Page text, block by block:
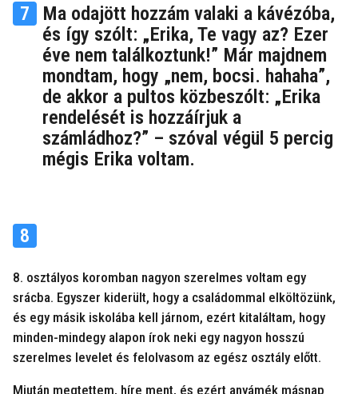
7
Ma odajött hozzám valaki a kávézóba,
és így szólt: „Erika, Te vagy az? Ezer
éve nem találkoztunk!” Már majdnem
mondtam, hogy „nem, bocsi. hahaha”,
de akkor a pultos közbeszólt: „Erika
rendelését is hozzáírjuk a
számládhoz?” – szóval végül 5 percig
mégis Erika voltam.
8
8. osztályos koromban nagyon szerelmes voltam egy
srácba. Egyszer kiderült, hogy a családommal elköltözünk,
és egy másik iskolába kell járnom, ezért kitaláltam, hogy
minden-mindegy alapon írok neki egy nagyon hosszú
szerelmes levelet és felolvasom az egész osztály előtt.
Miután megtettem, híre ment, és ezért anyámék másnap